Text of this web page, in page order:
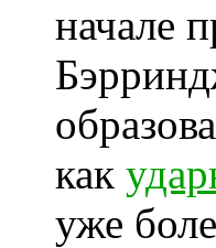
начале
как
уже